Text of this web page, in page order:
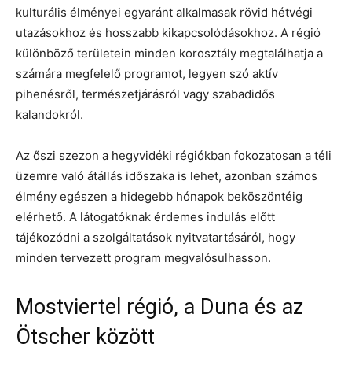
kulturális élményei egyaránt alkalmasak rövid hétvégi
utazásokhoz és hosszabb kikapcsolódásokhoz. A régió
különböző területein minden korosztály megtalálhatja a
számára megfelelő programot, legyen szó aktív
pihenésről, természetjárásról vagy szabadidős
kalandokról.
Az őszi szezon a hegyvidéki régiókban fokozatosan a téli
üzemre való átállás időszaka is lehet, azonban számos
élmény egészen a hidegebb hónapok beköszöntéig
elérhető. A látogatóknak érdemes indulás előtt
tájékozódni a szolgáltatások nyitvatartásáról, hogy
minden tervezett program megvalósulhasson.
Mostviertel régió, a Duna és az
Ötscher között